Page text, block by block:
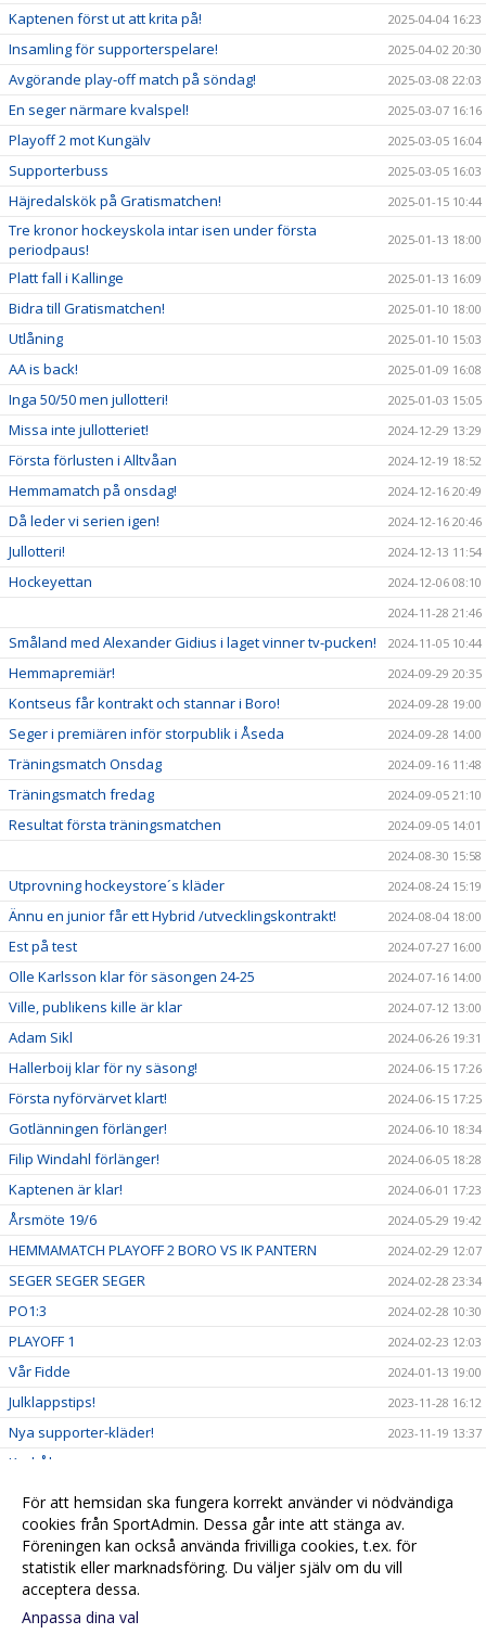
Kaptenen först ut att krita på! 2025-04-04 16:23
Insamling för supporterspelare! 2025-04-02 20:30
Avgörande play-off match på söndag! 2025-03-08 22:03
En seger närmare kvalspel! 2025-03-07 16:16
Playoff 2 mot Kungälv 2025-03-05 16:04
Supporterbuss 2025-03-05 16:03
Häjredalskök på Gratismatchen! 2025-01-15 10:44
Tre kronor hockeyskola intar isen under första
periodpaus!
2025-01-13 18:00
Platt fall i Kallinge 2025-01-13 16:09
Bidra till Gratismatchen! 2025-01-10 18:00
Utlåning 2025-01-10 15:03
AA is back! 2025-01-09 16:08
Inga 50/50 men jullotteri! 2025-01-03 15:05
Missa inte jullotteriet! 2024-12-29 13:29
Första förlusten i Alltvåan 2024-12-19 18:52
Hemmamatch på onsdag! 2024-12-16 20:49
Då leder vi serien igen! 2024-12-16 20:46
Jullotteri! 2024-12-13 11:54
Hockeyettan
2024-12-06 08:10
2024-11-28 21:46
Småland med Alexander Gidius i laget vinner tv-pucken! 2024-11-05 10:44
Hemmapremiär! 2024-09-29 20:35
Kontseus får kontrakt och stannar i Boro! 2024-09-28 19:00
Seger i premiären inför storpublik i Åseda 2024-09-28 14:00
Träningsmatch Onsdag 2024-09-16 11:48
Träningsmatch fredag 2024-09-05 21:10
Resultat första träningsmatchen
2024-09-05 14:01
2024-08-30 15:58
Utprovning hockeystore´s kläder 2024-08-24 15:19
Ännu en junior får ett Hybrid /utvecklingskontrakt! 2024-08-04 18:00
Est på test 2024-07-27 16:00
Olle Karlsson klar för säsongen 24-25 2024-07-16 14:00
Ville, publikens kille är klar 2024-07-12 13:00
Adam Sikl 2024-06-26 19:31
Hallerboij klar för ny säsong! 2024-06-15 17:26
Första nyförvärvet klart! 2024-06-15 17:25
Gotlänningen förlänger! 2024-06-10 18:34
Filip Windahl förlänger! 2024-06-05 18:28
Kaptenen är klar! 2024-06-01 17:23
Årsmöte 19/6 2024-05-29 19:42
HEMMAMATCH PLAYOFF 2 BORO VS IK PANTERN 2024-02-29 12:07
SEGER SEGER SEGER 2024-02-28 23:34
PO1:3 2024-02-28 10:30
PLAYOFF 1 2024-02-23 12:03
Vår Fidde 2024-01-13 19:00
Julklappstips! 2023-11-28 16:12
Nya supporter-kläder! 2023-11-19 13:37
Karl-Åke
Bengtssons inställt 2023-10-28 14:29
Nytt digitalt biljettsystem 2023-10-12 09:42
Välkommen till vår hemsida! 2023-10-12 09:18
För att hemsidan ska fungera korrekt använder vi nödvändiga
cookies från SportAdmin. Dessa går inte att stänga av.
Föreningen kan också använda frivilliga cookies, t.ex. för
statistik eller marknadsföring. Du väljer själv om du vill
acceptera dessa.
Anpassa dina val